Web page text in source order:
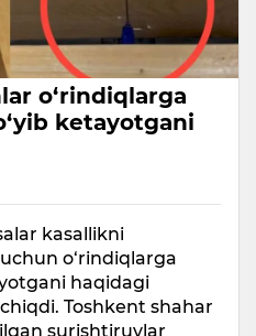
o‘rindiqlarga
ketayotgani
kasallikni
o‘rindiqlarga
haqidagi
Toshkent shahar
surishtiruvlar